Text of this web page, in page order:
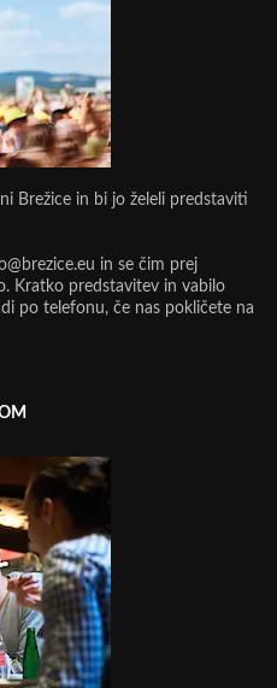
Brežice in bi jo želeli predstaviti
in se čim prej
Kratko predstavitev in vabilo
po telefonu, če nas pokličete na